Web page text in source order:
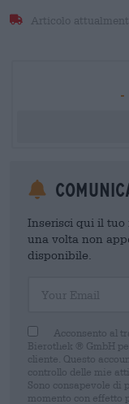
Articolo
-
Inserisci qui il tuo
una volta non
disponibile.
Acconsento al
Bierothek ® GmbH
cliente. Questo
controllo delle mie
Sono consapevole di
momento con effetto